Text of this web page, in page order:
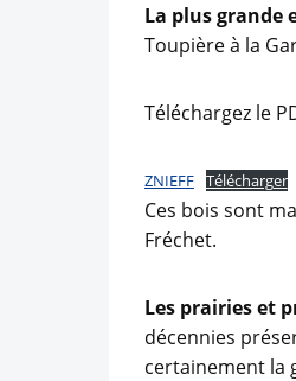
La plus grande
Toupière à la
Téléchargez le
ZNIEFF Télécharger
Ces bois sont
Fréchet.
Les prairies et
décennies
certainement la